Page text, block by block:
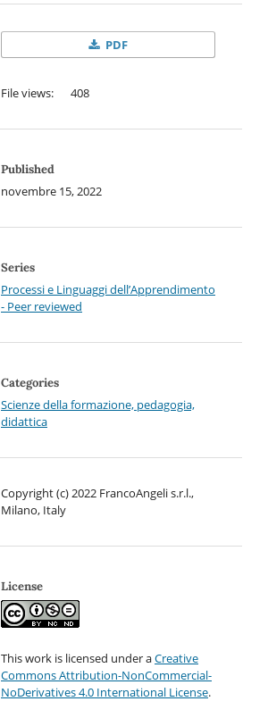
PDF
File views: 408
Published
novembre 15, 2022
Series
Processi e Linguaggi dell’Apprendimento
- Peer reviewed
Categories
Scienze della formazione, pedagogia,
didattica
Copyright (c) 2022 FrancoAngeli s.r.l.,
Milano, Italy
License
This work is licensed under aCreative
Commons Attribution-NonCommercial-
NoDerivatives 4.0 International License.